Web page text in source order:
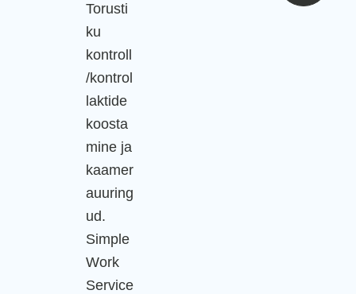
Torusti
ku
kontroll
/kontrol
laktide
koosta
mine ja
kaamer
auuring
ud.
Simple
Work
Service